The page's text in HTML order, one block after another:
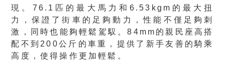
現。76.1匹的最大馬力和6.53kgm的最大扭
力，保證了街車的足夠動力，性能不僅足夠刺
激，同時也能夠輕鬆駕馭。84mm的親民座高搭
配不到200公斤的車重，提供了新手友善的騎乘
高度，使得操作更加輕鬆。